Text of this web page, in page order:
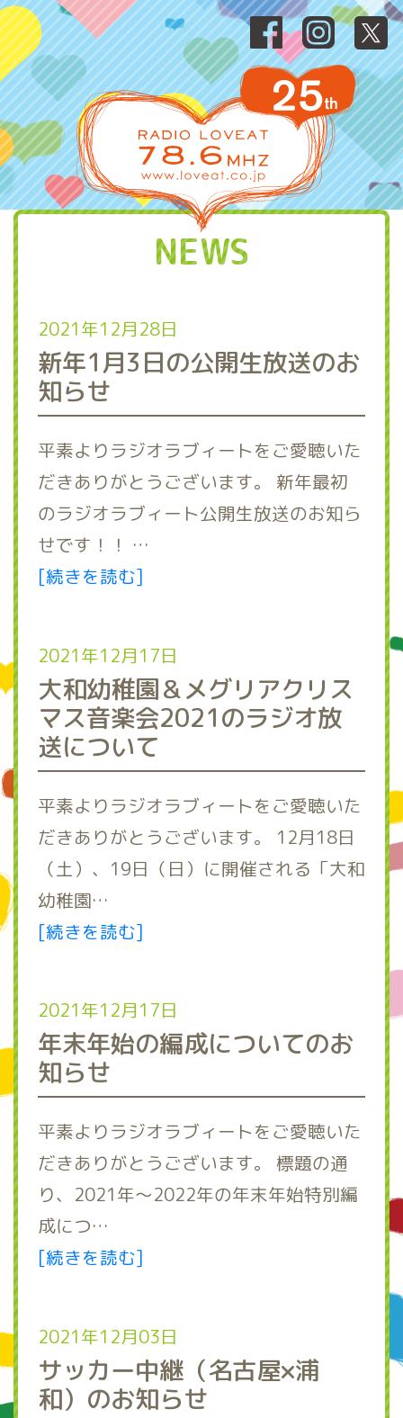
NEWS
2021年12月28日
新年1月3日の公開生放送のお
知らせ
平素よりラジオラブィートをご愛聴いた
だきありがとうございます。 新年最初
のラジオラブィート公開生放送のお知ら
せです！！ …
[続きを読む]
2021年12月17日
大和幼稚園＆メグリアクリス
マス音楽会2021のラジオ放
送について
平素よりラジオラブィートをご愛聴いた
だきありがとうございます。 12月18日
（土）、19日（日）に開催される「大和
幼稚園…
[続きを読む]
2021年12月17日
年末年始の編成についてのお
知らせ
平素よりラジオラブィートをご愛聴いた
だきありがとうございます。 標題の通
り、2021年～2022年の年末年始特別編
成につ…
[続きを読む]
2021年12月03日
サッカー中継（名古屋×浦
和）のお知らせ